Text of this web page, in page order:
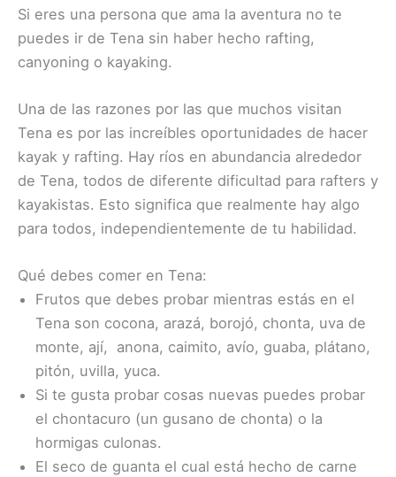
Si eres una persona que ama la aventura no te
puedes ir de Tena sin haber hecho rafting,
canyoning o kayaking.
Una de las razones por las que muchos visitan
Tena es por las increíbles oportunidades de hacer
kayak y rafting. Hay ríos en abundancia alrededor
de Tena, todos de diferente dificultad para rafters y
kayakistas. Esto significa que realmente hay algo
para todos, independientemente de tu habilidad.
Qué debes comer en Tena:
Frutos que debes probar mientras estás en el
Tena son cocona, arazá, borojó, chonta, uva de
monte, ají, anona, caimito, avío, guaba, plátano,
pitón, uvilla, yuca.
Si te gusta probar cosas nuevas puedes probar
el chontacuro (un gusano de chonta) o la
hormigas culonas.
El seco de guanta el cual está hecho de carne